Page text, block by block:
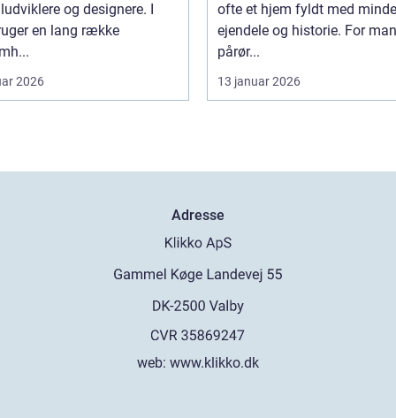
og designere. I
en lang række
2026
ofte et hjem fyldt med
ejendele og historie. For
pårør...
13 januar 2026
Adresse
web: www.klikko.dk